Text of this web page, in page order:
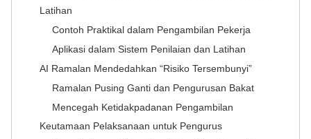
Latihan
Contoh Praktikal dalam Pengambilan Pekerja
Aplikasi dalam Sistem Penilaian dan Latihan
AI Ramalan Mendedahkan “Risiko Tersembunyi”
Ramalan Pusing Ganti dan Pengurusan Bakat
Mencegah Ketidakpadanan Pengambilan
Keutamaan Pelaksanaan untuk Pengurus